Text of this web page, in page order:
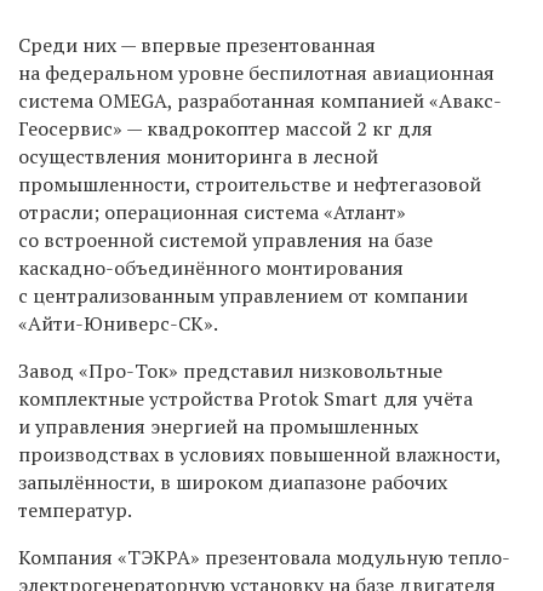
Среди них — впервые презентованная
на федеральном уровне беспилотная авиационная
система OMEGA, разработанная компанией «Авакс-
Геосервис» — квадрокоптер массой 2 кг для
осуществления мониторинга в лесной
промышленности, строительстве и нефтегазовой
отрасли; операционная система «Атлант»
со встроенной системой управления на базе
каскадно-объединённого монтирования
с централизованным управлением от компании
«Айти-Юниверс-СК».
Завод «Про-Ток» представил низковольтные
комплектные устройства Protok Smart для учёта
и управления энергией на промышленных
производствах в условиях повышенной влажности,
запылённости, в широком диапазоне рабочих
температур.
Компания «ТЭКРА» презентовала модульную тепло-
электрогенераторную установку на базе двигателя